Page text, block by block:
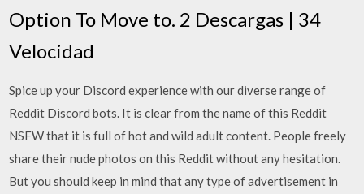
Option To Move to. 2 Descargas | 34
Velocidad
Spice up your Discord experience with our diverse range of
Reddit Discord bots. It is clear from the name of this Reddit
NSFW that it is full of hot and wild adult content. People freely
share their nude photos on this Reddit without any hesitation.
But you should keep in mind that any type of advertisement in